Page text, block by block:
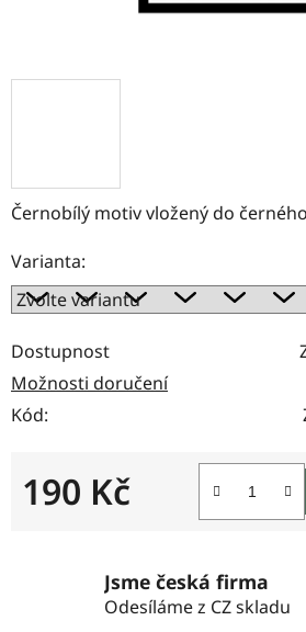
Černobílý motiv vložený do
Varianta:
Dostupnost
Možnosti doručení
Kód:
190 Kč
Jsme česká firma
Odesíláme z CZ skladu